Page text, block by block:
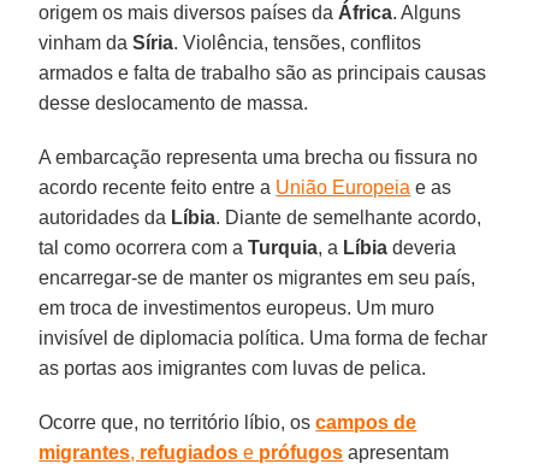
origem os mais diversos países da África. Alguns
vinham daSíria. Violência, tensões, conflitos
armados e falta de trabalho são as principais causas
desse deslocamento de massa.
A embarcação representa uma brecha ou fissura no
acordo recente feito entre a União Europeia e as
autoridades da Líbia. Diante de semelhante acordo,
tal como ocorrera com aTurquia, a Líbia deveria
encarregar-se de manter os migrantes em seu país,
em troca de investimentos europeus. Um muro
invisível de diplomacia política. Uma forma de fechar
as portas aos imigrantes com luvas de pelica.
Ocorre que, no território líbio, oscampos de
migrantes, refugiados e prófugos apresentam